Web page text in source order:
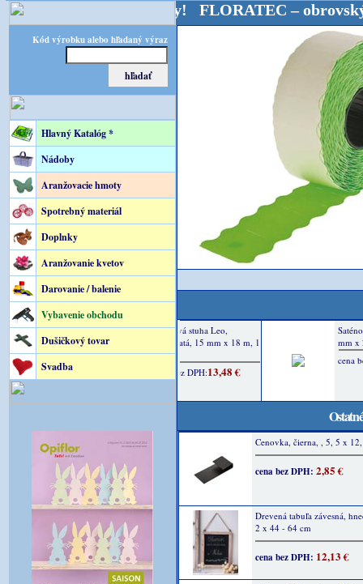
Kód výrobku alebo hľadaný výraz
Hlavný Katalóg *
Nádoby
Aranžovacie hmoty
Spotrebný materiál
Doplnky
Aranžovanie kvetov
Darovanie / balenie
Vybavenie obchodu
Dušičkový tovar
Svadba
potreby! FLORATEC – obrovský
Cenovka, čierna, , 5, 5 x
cena bez DPH: 2,85 €
Drevená tabuľa závesná,
2 x 44 - 64 cm
cena bez DPH: 12,13 €